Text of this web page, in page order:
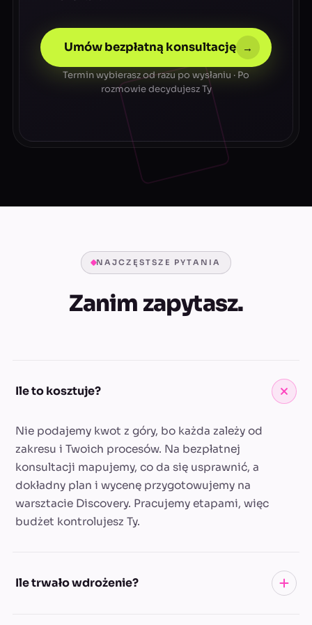
Umów bezpłatną konsultację →
Termin wybierasz od razu po wysłaniu · Po
rozmowie decydujesz Ty
NAJCZĘSTSZE PYTANIA
Zanim zapytasz.
Ile to kosztuje?
Nie podajemy kwot z góry, bo każda zależy od
zakresu i Twoich procesów. Na bezpłatnej
konsultacji mapujemy, co da się usprawnić, a
dokładny plan i wycenę przygotowujemy na
warsztacie Discovery. Pracujemy etapami, więc
budżet kontrolujesz Ty.
Ile trwało wdrożenie?